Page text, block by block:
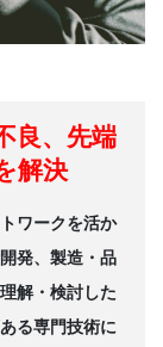
良、先端
解決
ワークを活か
発、製造・品
解・検討した
る専門技術に